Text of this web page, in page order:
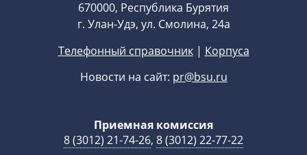
670000, Республика Бурятия
г. Улан-Удэ, ул. Смолина, 24а
Телефонный справочник| Корпуса
Новости на сайт: pr@bsu.ru
Приемная комиссия
8 (3012) 21-74-26, 8 (3012) 22-77-22